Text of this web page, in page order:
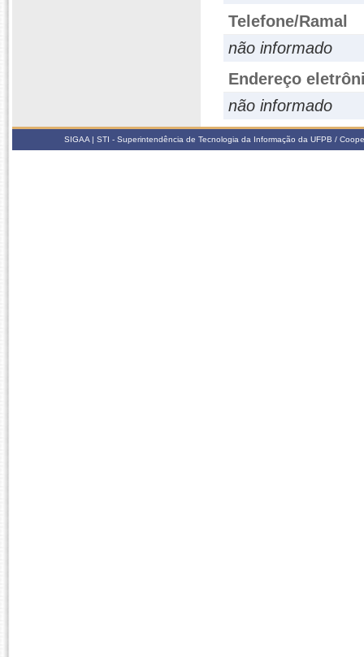
Telefone/Ramal
não informado
Endereço
não informado
SIGAA | STI - Superintendência de Tecnologia da Informação da UFPB /